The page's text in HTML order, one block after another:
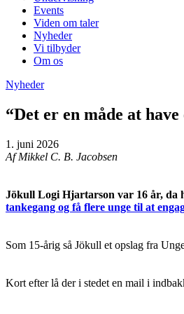
Events
Viden om taler
Nyheder
Vi tilbyder
Om os
Nyheder
“Det er en måde at
1. juni 2026
Af Mikkel C. B. Jacobsen
Jökull Logi Hjartarson var 16 år, da
tankegang og få flere unge til at
Som 15-årig så Jökull et opslag fra
Kort efter lå der i stedet en mail i